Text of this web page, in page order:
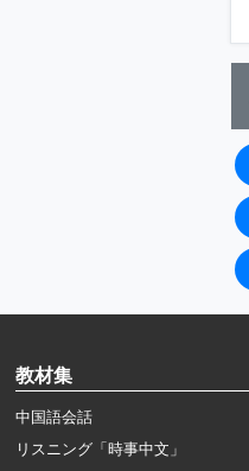
教材集
中国語会話
リスニング「時事中文」